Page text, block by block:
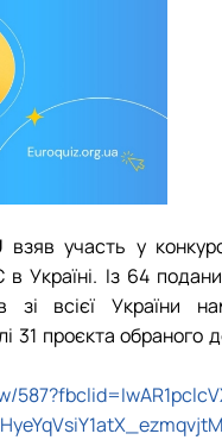
взяв участь у
Україні. Із 64
зі всієї України
31 проєкта обраного